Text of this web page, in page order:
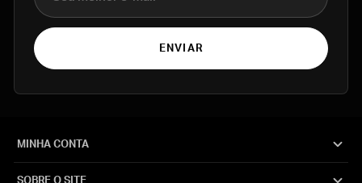
ENVIAR
MINHA CONTA
SOBRE O SITE